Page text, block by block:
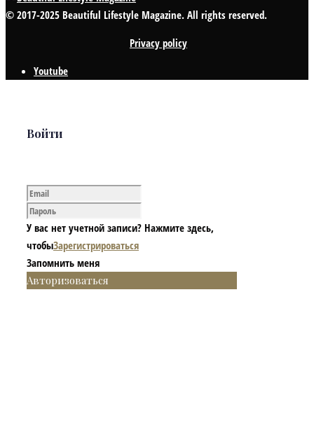
© 2017-2025 Beautiful Lifestyle Magazine. All rights reserved.
Privacy policy
Youtube
Войти
У вас нет учетной записи? Нажмите здесь,
чтобыЗарегистрироваться
Запомнить меня
Авторизоваться